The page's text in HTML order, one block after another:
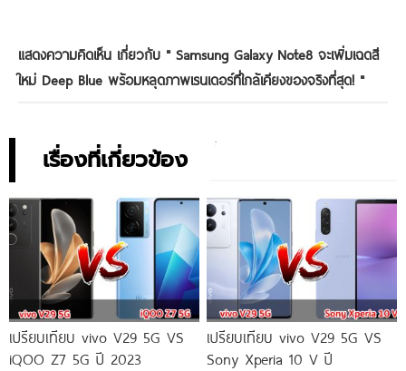
แสดงความคิดเห็น เกี่ยวกับ " Samsung Galaxy Note8 จะเพิ่มเฉดสี
ใหม่ Deep Blue พร้อมหลุดภาพเรนเดอร์ที่ใกล้เคียงของจริงที่สุด! "
เรื่องที่เกี่ยวข้อง
เปรียบเทียบ vivo V29 5G VS
iQOO Z7 5G ปี 2023
เปรียบเทียบ vivo V29 5G VS
Sony Xperia 10 V ปี